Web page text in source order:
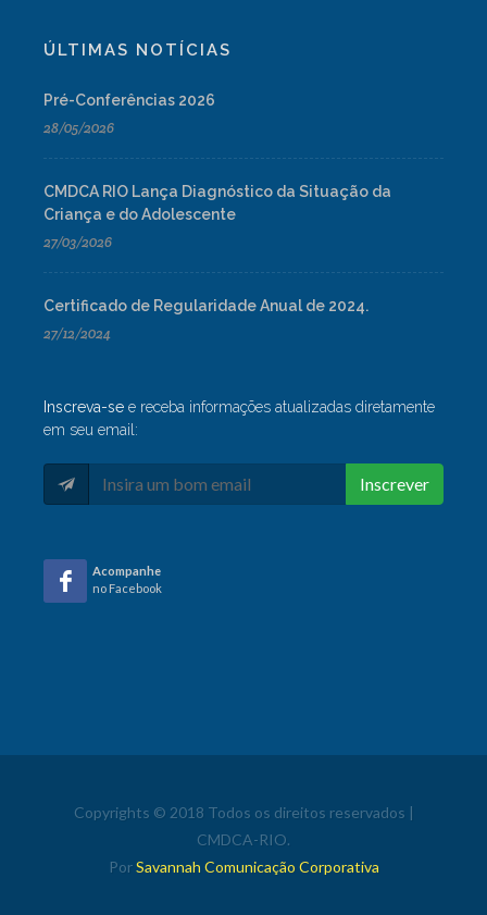
ÚLTIMAS NOTÍCIAS
Pré-Conferências 2026
28/05/2026
CMDCA RIO Lança Diagnóstico da Situação da
Criança e do Adolescente
27/03/2026
Certificado de Regularidade Anual de 2024.
27/12/2024
Inscreva-se e receba informações atualizadas diretamente
em seu email:
Inscrever
Acompanhe
no Facebook
Copyrights © 2018 Todos os direitos reservados |
CMDCA-RIO.
PorSavannah Comunicação Corporativa